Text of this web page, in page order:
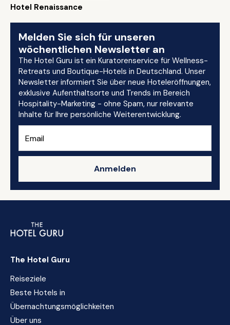
Hotel Renaissance
Melden Sie sich für unseren
wöchentlichen Newsletter an
The Hotel Guru ist ein Kuratorenservice für Wellness-
Retreats und Boutique-Hotels in Deutschland. Unser
Newsletter informiert Sie über neue Hoteleröffnungen,
exklusive Aufenthaltsorte und Trends im Bereich
Hospitality-Marketing - ohne Spam, nur relevante
Inhalte für Ihre persönliche Weiterentwicklung.
Anmelden
The Hotel Guru
Reiseziele
Beste Hotels in
Übernachtungsmöglichkeiten
Über uns